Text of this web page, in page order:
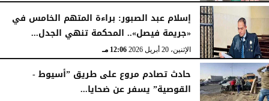
السبت، 25 أبريل 2026 01:57 مـ
إسلام عبد الصبور: براءة المتهم الخامس في
«جريمة فيصل».. المحكمة تنهي الجدل...
الإثنين، 20 أبريل 2026 12:06 مـ
حادث تصادم مروع على طريق ”أسيوط -
القوصية” يسفر عن ضحايا...